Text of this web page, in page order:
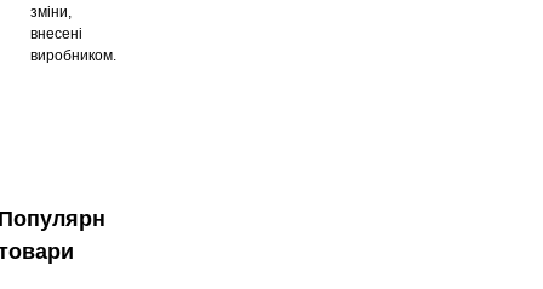
зміни,
внесені
виробником.